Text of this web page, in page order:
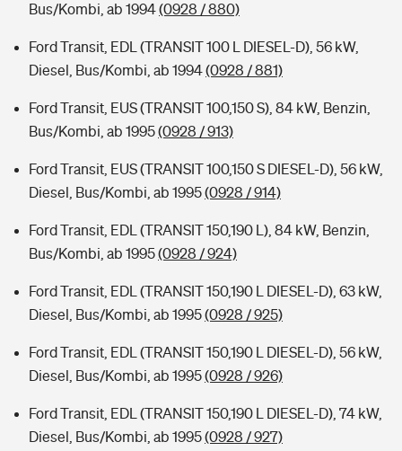
Bus/Kombi, ab 1994(0928 / 880)
Ford Transit, EDL (TRANSIT 100 L DIESEL-D), 56 kW,
Diesel, Bus/Kombi, ab 1994(0928 / 881)
Ford Transit, EUS (TRANSIT 100,150 S), 84 kW, Benzin,
Bus/Kombi, ab 1995(0928 / 913)
Ford Transit, EUS (TRANSIT 100,150 S DIESEL-D), 56 kW,
Diesel, Bus/Kombi, ab 1995(0928 / 914)
Ford Transit, EDL (TRANSIT 150,190 L), 84 kW, Benzin,
Bus/Kombi, ab 1995(0928 / 924)
Ford Transit, EDL (TRANSIT 150,190 L DIESEL-D), 63 kW,
Diesel, Bus/Kombi, ab 1995(0928 / 925)
Ford Transit, EDL (TRANSIT 150,190 L DIESEL-D), 56 kW,
Diesel, Bus/Kombi, ab 1995(0928 / 926)
Ford Transit, EDL (TRANSIT 150,190 L DIESEL-D), 74 kW,
Diesel, Bus/Kombi, ab 1995(0928 / 927)